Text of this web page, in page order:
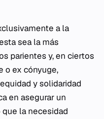
a la
sea la más
parientes y, en ciertos
o ex cónyuge,
y solidaridad
en asegurar un
la necesidad